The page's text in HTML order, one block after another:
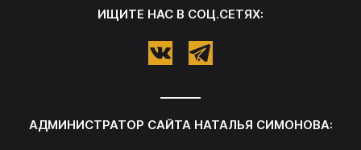
ИЩИТЕ НАС В СОЦ.СЕТЯХ:
АДМИНИСТРАТОР САЙТА НАТАЛЬЯ СИМОНОВА: